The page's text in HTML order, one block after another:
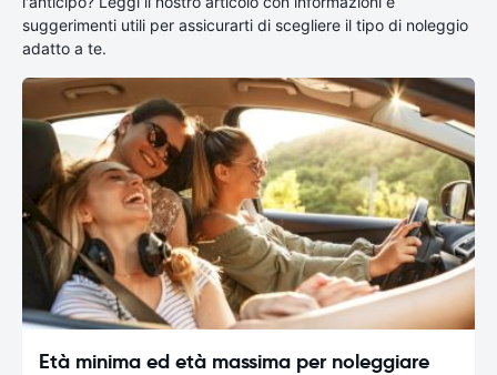
suggerimenti utili per assicurarti di scegliere il tipo di noleggio
adatto a te.
Età minima ed età massima per noleggiare